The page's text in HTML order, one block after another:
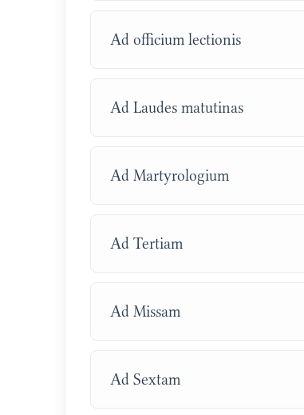
Ad officium lectionis
Ad Laudes matutinas
Ad Martyrologium
Ad Tertiam
Ad Missam
Ad Sextam